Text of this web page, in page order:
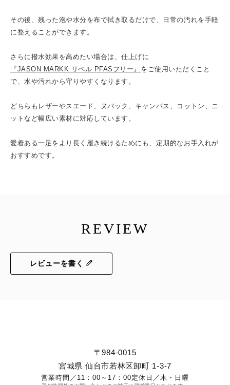
その後、残った泡や水分を布で拭き取るだけで、日常の汚れを手軽
に整えることができます。
さらに撥水効果を高めたい場合は、仕上げに
『JASON MARKK リペル PFASフリー』 をご使用いただくこと
で、水や汚れから守りやすくなります。
どちらもレザーやスエード、ヌバック、キャンバス、コットン、ニ
ットなど幅広い素材に対応しています。
愛着ある一足をより長く履き続けるためにも、定期的なお手入れが
おすすめです。
REVIEW
レビューを書く
〒984-0015
宮城県 仙台市若林区卸町 1-3-7
営業時間／ 11：00～17：00定休日／木・日曜